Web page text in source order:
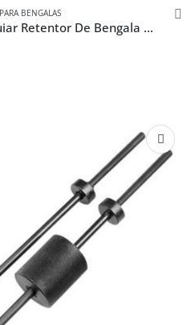
BENGALAS
Ferramenta P/ Instalar E Guiar Retentor De Bengala Da Cg/ml